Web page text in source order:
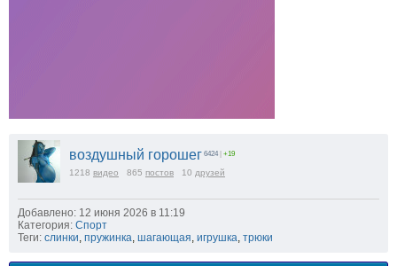
воздушный горошег 6424 +19
1218 видео 865 постов 10 друзей
Добавлено: 12 июня 2026 в 11:19
Категория: Спорт
Теги: слинки, пружинка, шагающая, игрушка, трюки